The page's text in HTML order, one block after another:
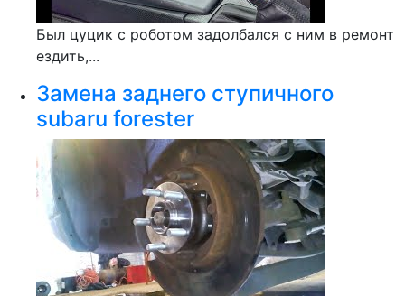
Был цуцик с роботом задолбался с ним в ремонт
ездить,...
Замена заднего ступичного
subaru forester